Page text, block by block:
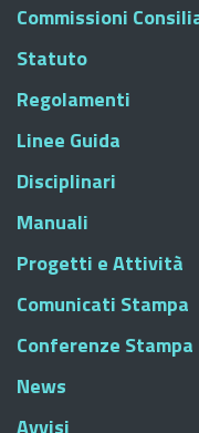
Commissioni
Statuto
Regolamenti
Linee Guida
Disciplinari
Manuali
Progetti e Attività
Comunicati Stampa
Conferenze Stampa
News
Avvisi